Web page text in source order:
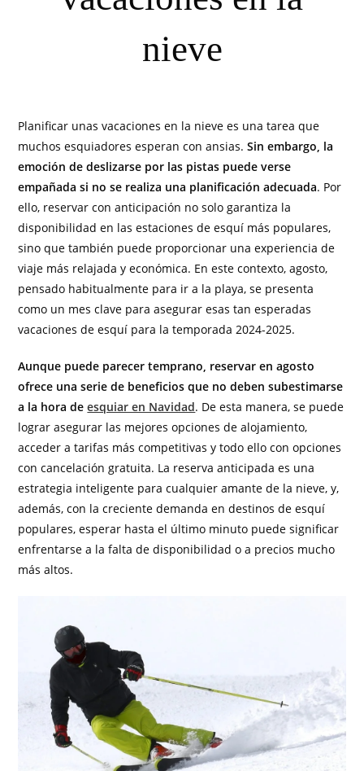
nieve
Planificar unas vacaciones en la nieve es una tarea que
muchos esquiadores esperan con ansias. Sin embargo, la
emoción de deslizarse por las pistas puede verse
empañada si no se realiza una planificación adecuada. Por
ello, reservar con anticipación no solo garantiza la
disponibilidad en las estaciones de esquí más populares,
sino que también puede proporcionar una experiencia de
viaje más relajada y económica. En este contexto, agosto,
pensado habitualmente para ir a la playa, se presenta
como un mes clave para asegurar esas tan esperadas
vacaciones de esquí para la temporada 2024-2025.
Aunque puede parecer temprano, reservar en agosto
ofrece una serie de beneficios que no deben subestimarse
a la hora deesquiar en Navidad. De esta manera, se puede
lograr asegurar las mejores opciones de alojamiento,
acceder a tarifas más competitivas y todo ello con opciones
con cancelación gratuita. La reserva anticipada es una
estrategia inteligente para cualquier amante de la nieve, y,
además, con la creciente demanda en destinos de esquí
populares, esperar hasta el último minuto puede significar
enfrentarse a la falta de disponibilidad o a precios mucho
más altos.